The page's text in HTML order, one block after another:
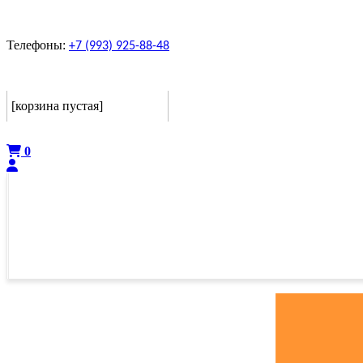
Телефоны: +7 (993) 925-88-48
[корзина пустая]
0